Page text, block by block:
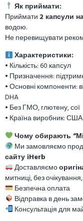
Як приймати:
Приймати 2 капсули
водою.
Не перевищувати
Характеристики:
• Кількість: 60 капсул
• Призначення:
• Основні компоненти:
DHA
• Без ГМО, глютену, сої
• Країна виробник: США
Чому обирають
Ми замовляємо
сайту iHerb
Доставляємо
митниці, без
Безпечна оплата
Відправка в день
Консультація для